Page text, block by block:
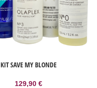
KIT SAVE MY BLONDE
129,90 €